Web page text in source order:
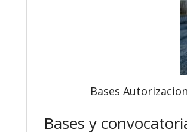
Bases
Bases y